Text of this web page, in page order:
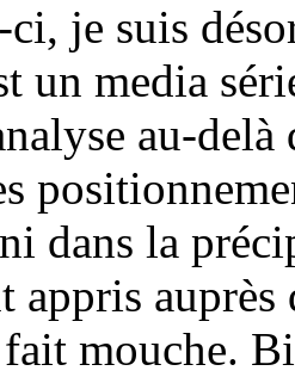
je suis
un media
au-
dans la
appris
mouche.